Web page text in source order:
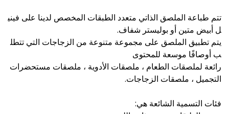
تتم طباعة الملصق الذاتي متعدد الطبقات المخصص لدينا على فيني
ل أبيض متين أو بوليستر شفاف.
يتم تطبيق الملصق على مجموعة متنوعة من الزجاجات التي تتطل
ب أوصافًا موسعة للمحتوى
رائعة لملصقات الطعام ، ملصقات الأدوية ، ملصقات مستحضرات
التجميل ، ملصقات الزجاجات.
فئات التسمية الشائعة هي: